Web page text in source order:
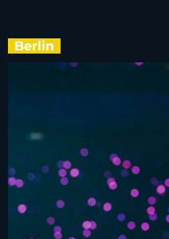
Berlin